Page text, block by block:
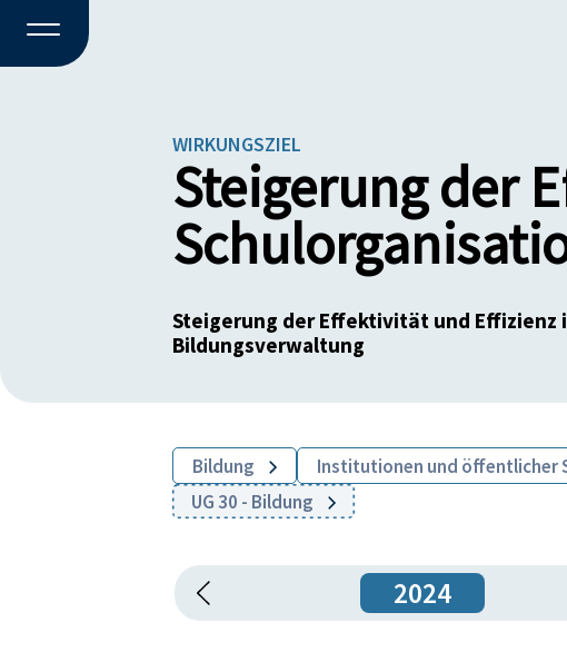
WIRKUNGSZIEL
Steigerung der
Steigerung der Effektivität und Effizienz
Bildungsverwaltung
Bildung Institutionen und öffentlicher
UG 30 - Bildung
2024